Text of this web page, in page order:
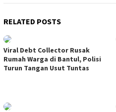
RELATED POSTS
Viral Debt Collector Rusak
Rumah Warga di Bantul, Polisi
Turun Tangan Usut Tuntas